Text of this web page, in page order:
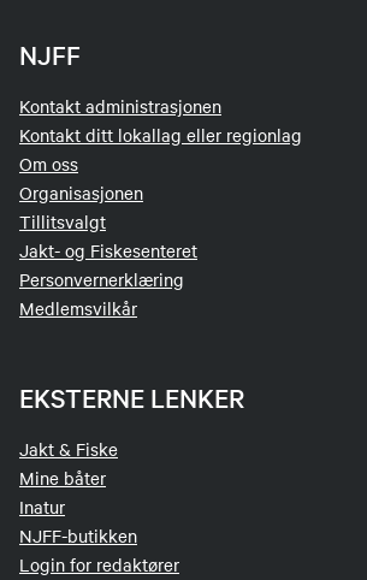
NJFF
Kontakt administrasjonen
Kontakt ditt lokallag eller regionlag
Om oss
Organisasjonen
Tillitsvalgt
Jakt- og Fiskesenteret
Personvernerklæring
Medlemsvilkår
EKSTERNE LENKER
Jakt & Fiske
Mine båter
Inatur
NJFF-butikken
Login for redaktører